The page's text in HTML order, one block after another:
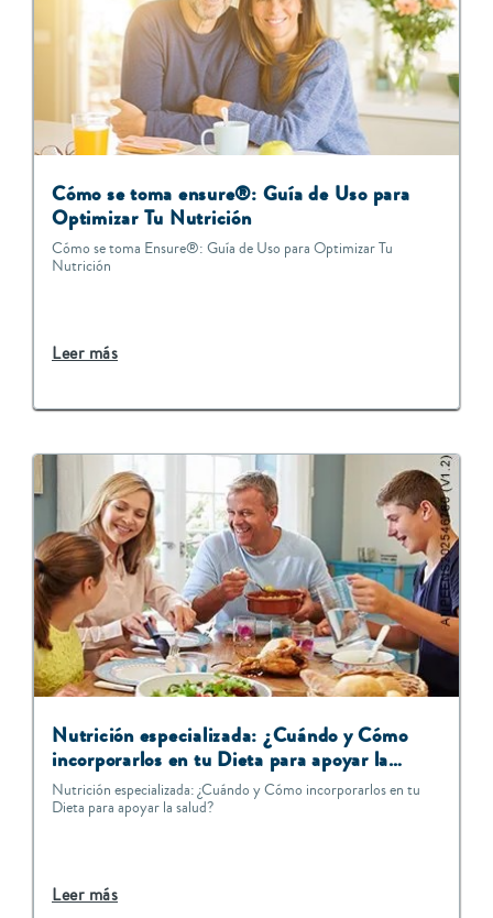
Cómo se toma ensure®: Guía de Uso para
Optimizar Tu Nutrición
Cómo se toma Ensure®: Guía de Uso para Optimizar Tu
Nutrición
Leer más
Nutrición especializada: ¿Cuándo y Cómo
incorporarlos en tu Dieta para apoyar la
salud?
Nutrición especializada: ¿Cuándo y Cómo incorporarlos en tu
Dieta para apoyar la salud?
Leer más